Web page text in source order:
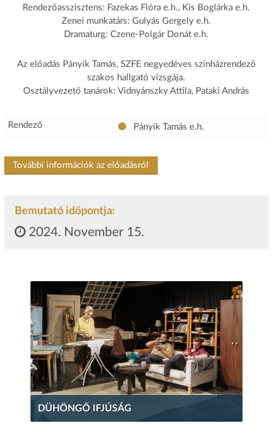
Rendezőasszisztens: Fazekas Flóra e.h., Kis Boglárka e.h.
Zenei munkatárs: Gulyás Gergely e.h.
Dramaturg: Czene-Polgár Donát e.h.
Az előadás Pányik Tamás, SZFE negyedéves színházrendező
szakos hallgató vizsgája.
Osztályvezető tanárok: Vidnyánszky Attila, Pataki András
Rendező Pányik Tamáse.h.
További információk az előadásról
Bemutató időpontja:
2024. November 15.
DÜHÖNGŐ IFJÚSÁG